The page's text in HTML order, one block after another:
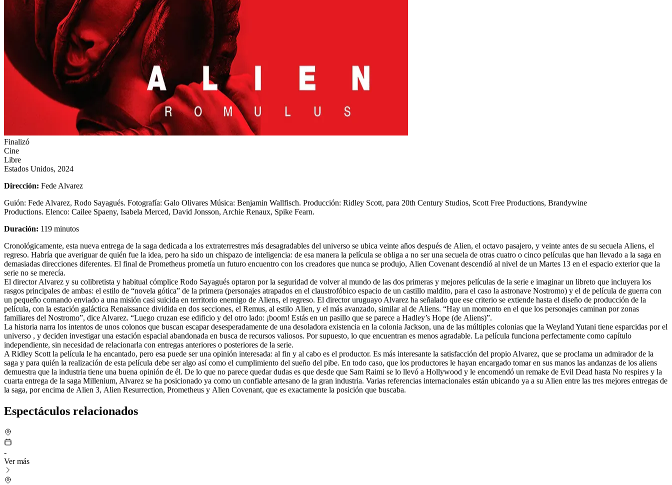
Finalizó
Cine
Libre
Estados Unidos, 2024
Dirección: Fede Alvarez
Guión: Fede Alvarez, Rodo Sayagués. Fotografía: Galo Olivares Música: Benjamin Wallfisch. Producción: Ridley Scott, para 20th Century Studios, Scott Free Productions, Brandywine
Productions. Elenco: Cailee Spaeny, Isabela Merced, David Jonsson, Archie Renaux, Spike Fearn.
Duración: 119 minutos
Cronológicamente, esta nueva entrega de la saga dedicada a los extraterrestres más desagradables del universo se ubica veinte años después de Alien, el octavo pasajero, y veinte antes de su secuela Aliens, el
regreso. Habría que averiguar de quién fue la idea, pero ha sido un chispazo de inteligencia: de esa manera la película se obliga a no ser una secuela de otras cuatro o cinco películas que han llevado a la saga en
demasiadas direcciones diferentes. El final de Prometheus prometía un futuro encuentro con los creadores que nunca se produjo, Alien Covenant descendió al nivel de un Martes 13 en el espacio exterior que la
serie no se merecía.
El director Alvarez y su colibretista y habitual cómplice Rodo Sayagués optaron por la seguridad de volver al mundo de las dos primeras y mejores películas de la serie e imaginar un libreto que incluyera los
rasgos principales de ambas: el estilo de “novela gótica” de la primera (personajes atrapados en el claustrofóbico espacio de un castillo maldito, para el caso la astronave Nostromo) y el de película de guerra con
un pequeño comando enviado a una misión casi suicida en territorio enemigo de Aliens, el regreso. El director uruguayo Alvarez ha señalado que ese criterio se extiende hasta el diseño de producción de la
película, con la estación galáctica Renaissance dividida en dos secciones, el Remus, al estilo Alien, y el más avanzado, similar al de Aliens. “Hay un momento en el que los personajes caminan por zonas
familiares del Nostromo”, dice Alvarez. “Luego cruzan ese edificio y del otro lado: ¡boom! Estás en un pasillo que se parece a Hadley’s Hope (de Aliens)”.
La historia narra los intentos de unos colonos que buscan escapar desesperadamente de una desoladora existencia en la colonia Jackson, una de las múltiples colonias que la Weyland Yutani tiene esparcidas por el
universo , y deciden investigar una estación espacial abandonada en busca de recursos valiosos. Por supuesto, lo que encuentran es menos agradable. La película funciona perfectamente como capítulo
independiente, sin necesidad de relacionarla con entregas anteriores o posteriores de la serie.
A Ridley Scott la película le ha encantado, pero esa puede ser una opinión interesada: al fin y al cabo es el productor. Es más interesante la satisfacción del propio Alvarez, que se proclama un admirador de la
saga y para quién la realización de esta película debe ser algo así como el cumplimiento del sueño del pibe. En todo caso, que los productores le hayan encargado tomar en sus manos las andanzas de los aliens
demuestra que la industria tiene una buena opinión de él. De lo que no parece quedar dudas es que desde que Sam Raimi se lo llevó a Hollywood y le encomendó un remake de Evil Dead hasta No respires y la
cuarta entrega de la saga Millenium, Alvarez se ha posicionado ya como un confiable artesano de la gran industria. Varias referencias internacionales están ubicando ya a su Alien entre las tres mejores entregas de
la saga, por encima de Alien 3, Alien Resurrection, Prometheus y Alien Covenant, que es exactamente la posición que buscaba.
Espectáculos relacionados
-
Ver más